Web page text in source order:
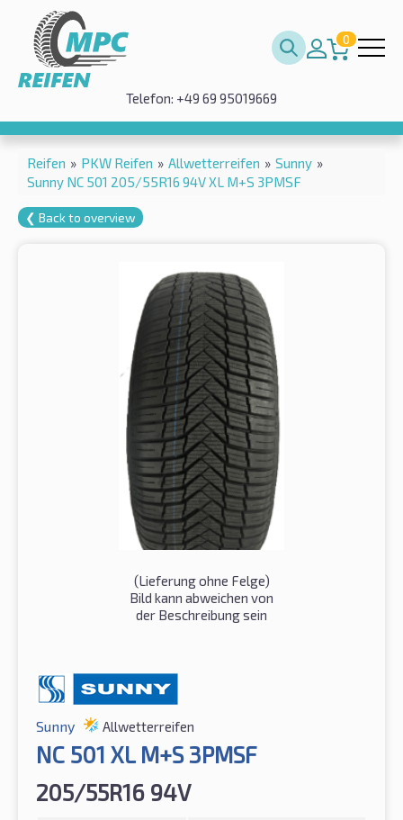
0
Telefon: +49 69 95019669
Reifen » PKW Reifen » Allwetterreifen » Sunny »
Sunny NC 501 205/55R16 94V XL M+S 3PMSF
❮ Back to overview
(Lieferung ohne Felge)
Bild kann abweichen von
der Beschreibung sein
Sunny Allwetterreifen
NC 501 XL M+S 3PMSF
205/55R16 94V